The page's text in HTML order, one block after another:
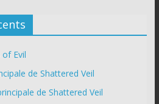
Evil
de Shattered Veil
de Shattered Veil